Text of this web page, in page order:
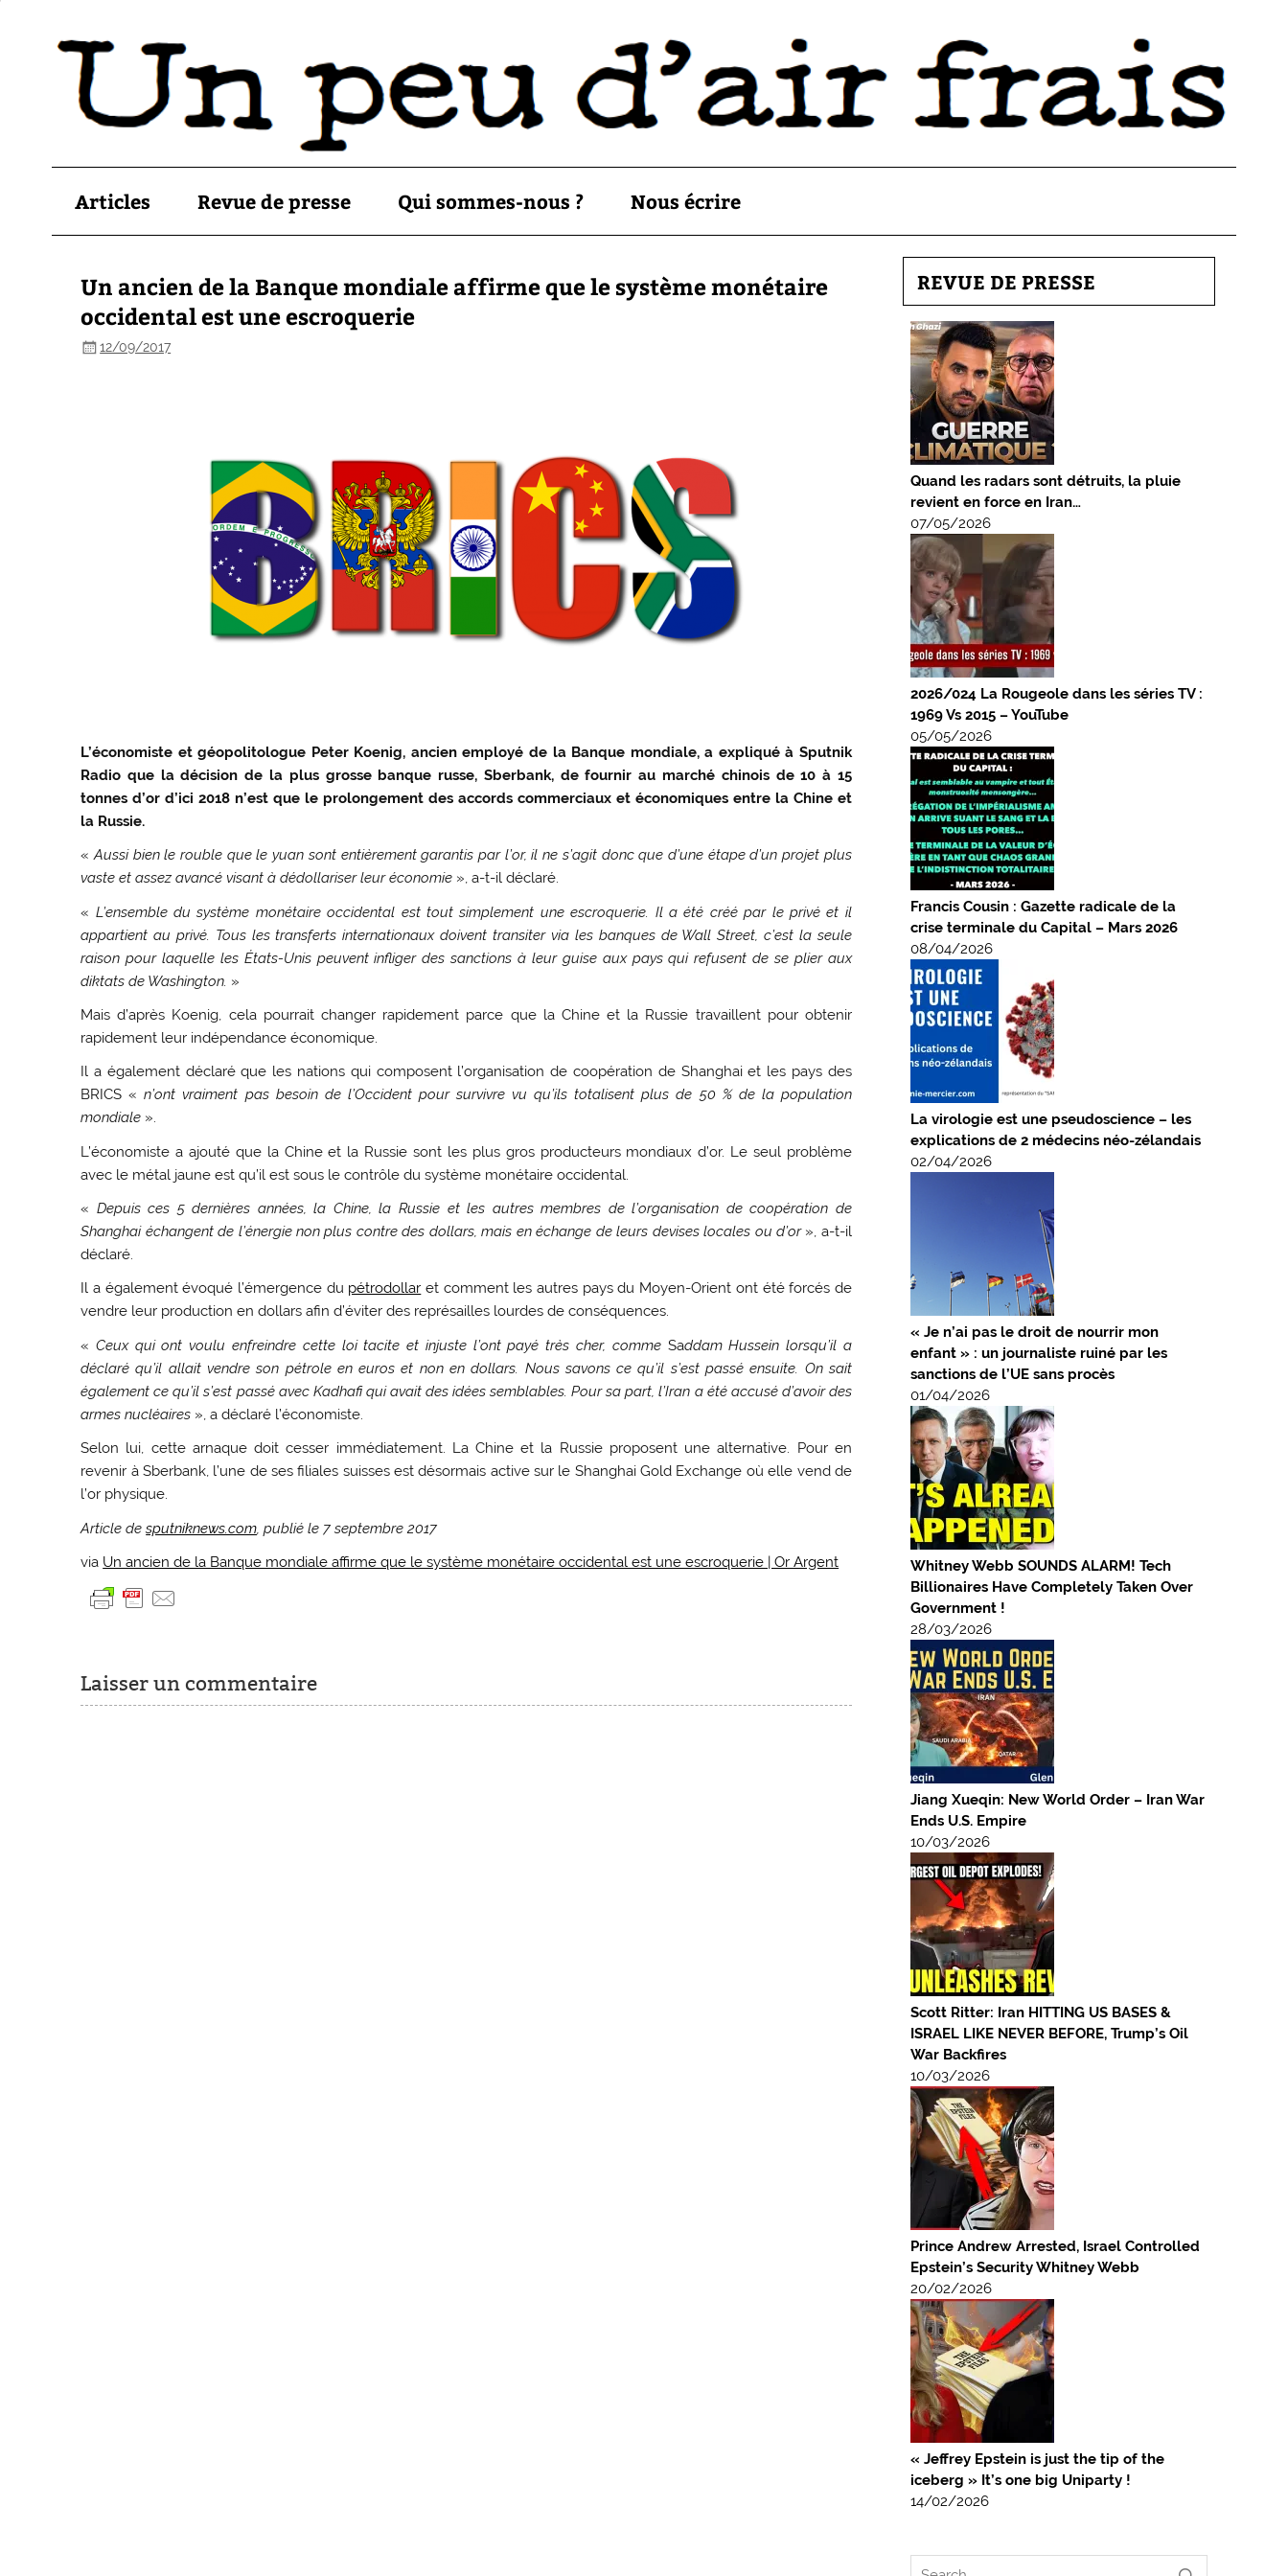
Articles Revue de presse Qui sommes-nous ? Nous écrire
Un ancien de la Banque mondiale affirme que le système monétaire
occidental est une escroquerie
12/09/2017
L’économiste et géopolitologue Peter Koenig, ancien employé de la Banque mondiale, a expliqué à Sputnik
Radio que la décision de la plus grosse banque russe, Sberbank, de fournir au marché chinois de 10 à 15
tonnes d’or d’ici 2018 n’est que le prolongement des accords commerciaux et économiques entre la Chine et
la Russie.
« Aussi bien le rouble que le yuan sont entièrement garantis par l’or, il ne s’agit donc que d’une étape d’un projet plus
vaste et assez avancé visant à dédollariser leur économie », a-t-il déclaré.
« L’ensemble du système monétaire occidental est tout simplement une escroquerie. Il a été créé par le privé et il
appartient au privé. Tous les transferts internationaux doivent transiter via les banques de Wall Street, c’est la seule
raison pour laquelle les États-Unis peuvent infliger des sanctions à leur guise aux pays qui refusent de se plier aux
diktats de Washington. »
Mais d’après Koenig, cela pourrait changer rapidement parce que la Chine et la Russie travaillent pour obtenir
rapidement leur indépendance économique.
Il a également déclaré que les nations qui composent l’organisation de coopération de Shanghai et les pays des
BRICS «n’ont vraiment pas besoin de l’Occident pour survivre vu qu’ils totalisent plus de 50 % de la population
mondiale ».
L’économiste a ajouté que la Chine et la Russie sont les plus gros producteurs mondiaux d’or. Le seul problème
avec le métal jaune est qu’il est sous le contrôle du système monétaire occidental.
« Depuis ces 5 dernières années, la Chine, la Russie et les autres membres de l’organisation de coopération de
Shanghai échangent de l’énergie non plus contre des dollars, mais en échange de leurs devises locales ou d’or», a-t-il
déclaré.
Il a également évoqué l’émergence du pétrodollar et comment les autres pays du Moyen-Orient ont été forcés de
vendre leur production en dollars afin d’éviter des représailles lourdes de conséquences.
« Ceux qui ont voulu enfreindre cette loi tacite et injuste l’ont payé très cher, commeSaddam Hussein lorsqu’il a
déclaré qu’il allait vendre son pétrole en euros et non en dollars. Nous savons ce qu’il s’est passé ensuite. On sait
également ce qu’il s’est passé avec Kadhafi qui avait des idées semblables. Pour sa part, l’Iran a été accusé d’avoir des
armes nucléaires », a déclaré l’économiste.
Selon lui, cette arnaque doit cesser immédiatement. La Chine et la Russie proposent une alternative. Pour en
revenir à Sberbank, l’une de ses filiales suisses est désormais active sur le Shanghai Gold Exchange où elle vend de
l’or physique.
Article desputniknews.com, publié le 7 septembre 2017
via Un ancien de la Banque mondiale affirme que le système monétaire occidental est une escroquerie | Or Argent
Laisser un commentaire
REVUE DE PRESSE
Quand les radars sont détruits, la pluie
revient en force en Iran…
07/05/2026
2026/024 La Rougeole dans les séries TV :
1969 Vs 2015 – YouTube
05/05/2026
Francis Cousin : Gazette radicale de la
crise terminale du Capital – Mars 2026
08/04/2026
La virologie est une pseudoscience – les
explications de 2 médecins néo-zélandais
02/04/2026
« Je n’ai pas le droit de nourrir mon
enfant » : un journaliste ruiné par les
sanctions de l’UE sans procès
01/04/2026
Whitney Webb SOUNDS ALARM! Tech
Billionaires Have Completely Taken Over
Government !
28/03/2026
Jiang Xueqin: New World Order – Iran War
Ends U.S. Empire
10/03/2026
Scott Ritter: Iran HITTING US BASES &
ISRAEL LIKE NEVER BEFORE, Trump’s Oil
War Backfires
10/03/2026
Prince Andrew Arrested, Israel Controlled
Epstein’s Security Whitney Webb
20/02/2026
« Jeffrey Epstein is just the tip of the
iceberg » It’s one big Uniparty !
14/02/2026